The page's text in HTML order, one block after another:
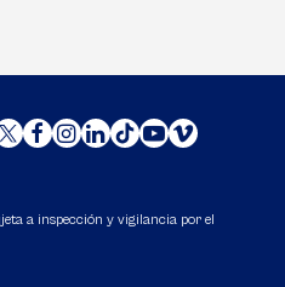
a inspección y vigilancia por el